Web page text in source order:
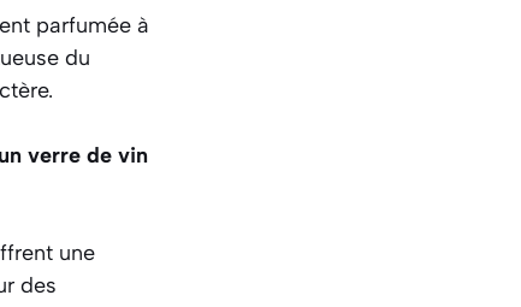
parfumée à
du
verre de vin
une
des